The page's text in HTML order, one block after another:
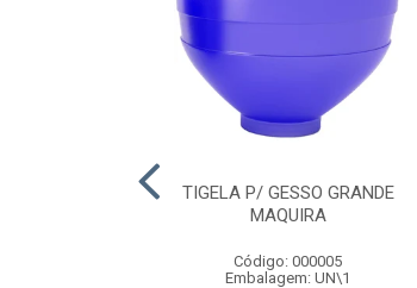
TIGELA P/ GESSO GRANDE
MAQUIRA
Código: 000005
Embalagem: UN\1